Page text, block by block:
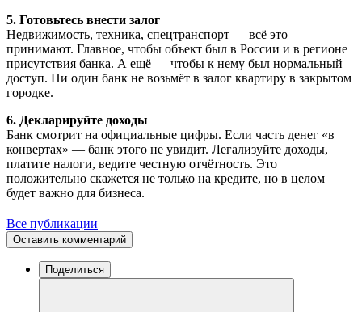
5. Готовьтесь внести залог
Недвижимость, техника, спецтранспорт — всё это
принимают. Главное, чтобы объект был в России и в регионе
присутствия банка. А ещё — чтобы к нему был нормальный
доступ. Ни один банк не возьмёт в залог квартиру в закрытом
городке.
6. Декларируйте доходы
Банк смотрит на официальные цифры. Если часть денег «в
конвертах» — банк этого не увидит. Легализуйте доходы,
платите налоги, ведите честную отчётность. Это
положительно скажется не только на кредите, но в целом
будет важно для бизнеса.
Все публикации
Оставить комментарий
Поделиться